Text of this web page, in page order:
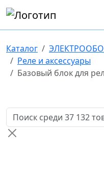
Каталог
Реле и аксессуары
Базовый блок для
Поиск товаров по